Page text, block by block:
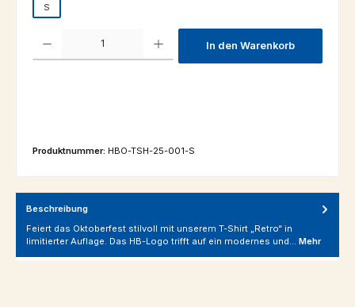
S
Produkt Anzahl: Gib den gewünschten Wert ein oder benutze die
In den Warenkorb
Produktnummer: HBO-TSH-25-001-S
Beschreibung
Feiert das Oktoberfest stilvoll mit unserem T-Shirt „Retro“ in
limitierter Auflage. Das HB-Logo trifft auf ein modernes und… Mehr